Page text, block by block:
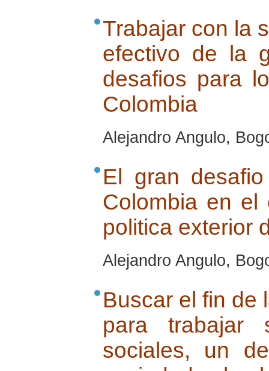
Trabajar con la
efectivo de la
desafios para
Colombia
Alejandro Angulo,
El gran
Colombia en el
politica exterior
Alejandro Angulo,
Buscar el fin de
para trabajar
sociales, un